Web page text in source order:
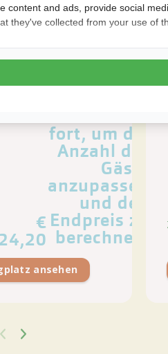
€
angezeigten
Preise
gelten für 2
Personen.
Fahren Sie
fort, um die
Anzahl der
Gäste
anzupassen
und den
Endpreis zu
berechnen.
ansehen
content and ads, provide social
they've collected from your use of